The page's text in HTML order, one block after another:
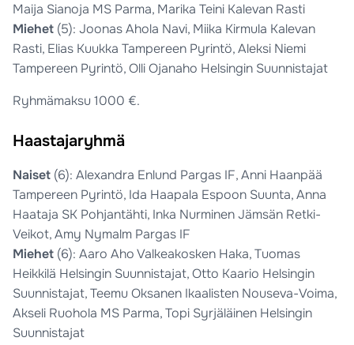
Maija Sianoja MS Parma, Marika Teini Kalevan Rasti
Miehet (5): Joonas Ahola Navi, Miika Kirmula Kalevan
Rasti, Elias Kuukka Tampereen Pyrintö, Aleksi Niemi
Tampereen Pyrintö, Olli Ojanaho Helsingin Suunnistajat
Ryhmämaksu 1000 €.
Haastajaryhmä
Naiset (6): Alexandra Enlund Pargas IF, Anni Haanpää
Tampereen Pyrintö, Ida Haapala Espoon Suunta, Anna
Haataja SK Pohjantähti, Inka Nurminen Jämsän Retki-
Veikot, Amy Nymalm Pargas IF
Miehet (6): Aaro Aho Valkeakosken Haka, Tuomas
Heikkilä Helsingin Suunnistajat, Otto Kaario Helsingin
Suunnistajat, Teemu Oksanen Ikaalisten Nouseva-Voima,
Akseli Ruohola MS Parma, Topi Syrjäläinen Helsingin
Suunnistajat